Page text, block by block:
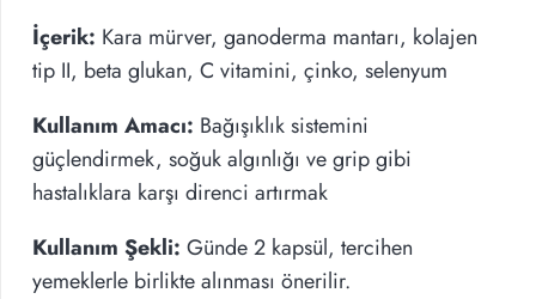
İçerik: Kara mürver, ganoderma mantarı, kolajen
tip II, beta glukan, C vitamini, çinko, selenyum
Kullanım Amacı: Bağışıklık sistemini
güçlendirmek, soğuk algınlığı ve grip gibi
hastalıklara karşı direnci artırmak
Kullanım Şekli: Günde 2 kapsül, tercihen
yemeklerle birlikte alınması önerilir.